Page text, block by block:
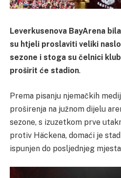
Leverkusenova BayArena
su htjeli proslaviti veliki
sezone i stoga su čelnici
proširit će stadion.
Prema pisanju njemačkih
proširenja na južnom dijelu
sezone, s izuzetkom prve
protiv Häckena, domaći je
ispunjen do posljednjeg